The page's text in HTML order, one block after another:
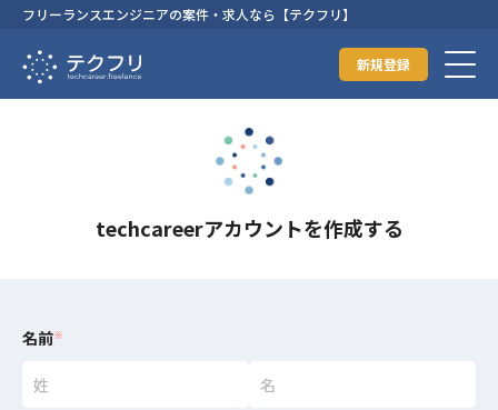
フリーランスエンジニアの案件・求人なら【テクフリ】
新規登録
techcareerアカウントを作成する
名前※